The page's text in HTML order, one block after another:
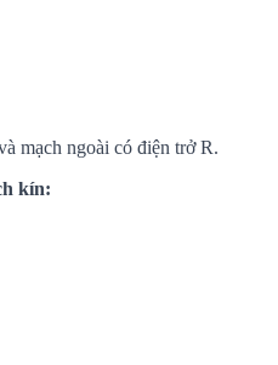
mạch ngoài có điện trở R.
kín: